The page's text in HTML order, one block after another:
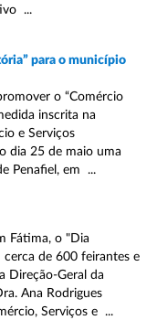
...
para o município
o “Comércio
inscrita na
e Serviços
dia 25 de maio uma
Penafiel, em ...
Fátima, o "Dia
cerca de 600 feirantes e
Direção-Geral da
Ana Rodrigues
Serviços e ...